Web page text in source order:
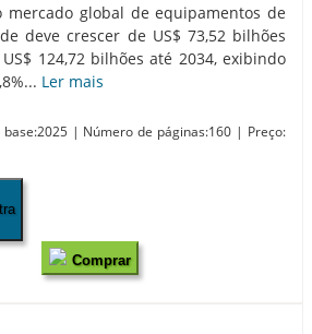
mercado global de equipamentos de
deve crescer de US$ 73,52 bilhões
124,72 bilhões até 2034, exibindo
Ler mais
base:2025 | Número de páginas:160 | Preço:
Comprar